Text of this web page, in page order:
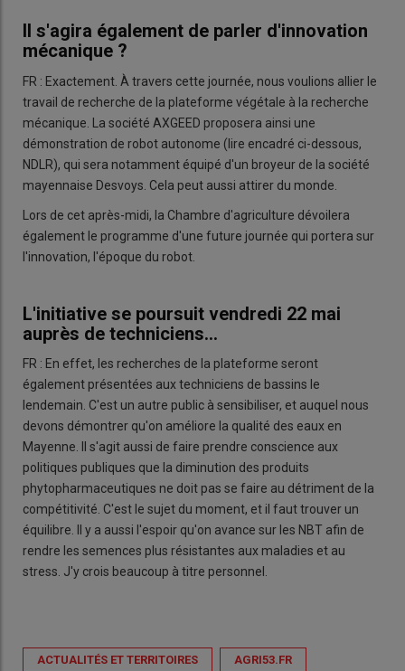
Il s'agira également de parler d'innovation
mécanique ?
FR : Exactement. À travers cette journée, nous voulions allier le
travail de recherche de la plateforme végétale à la recherche
mécanique. La société AXGEED proposera ainsi une
démonstration de robot autonome (lire encadré ci-dessous,
NDLR), qui sera notamment équipé d'un broyeur de la société
mayennaise Desvoys. Cela peut aussi attirer du monde.
Lors de cet après-midi, la Chambre d'agriculture dévoilera
également le programme d'une future journée qui portera sur
l'innovation, l'époque du robot.
L'initiative se poursuit vendredi 22 mai
auprès de techniciens...
FR : En effet, les recherches de la plateforme seront
également présentées aux techniciens de bassins le
lendemain. C'est un autre public à sensibiliser, et auquel nous
devons démontrer qu'on améliore la qualité des eaux en
Mayenne. Il s'agit aussi de faire prendre conscience aux
politiques publiques que la diminution des produits
phytopharmaceutiques ne doit pas se faire au détriment de la
compétitivité. C'est le sujet du moment, et il faut trouver un
équilibre. Il y a aussi l'espoir qu'on avance sur les NBT afin de
rendre les semences plus résistantes aux maladies et au
stress. J'y crois beaucoup à titre personnel.
ACTUALITÉS ET TERRITOIRES AGRI53.FR